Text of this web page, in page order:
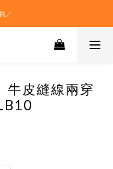
／
牛皮縫線兩穿